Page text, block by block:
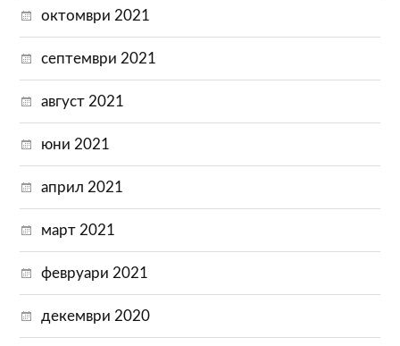
октомври 2021
септември 2021
август 2021
юни 2021
април 2021
март 2021
февруари 2021
декември 2020